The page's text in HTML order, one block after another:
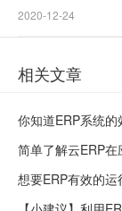
2020-12-24
相关文章
你知道ERP系统的
简单了解云ERP在
想要ERP有效的